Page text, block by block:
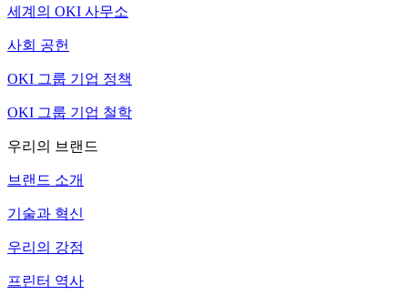
세계의 OKI 사무소
사회 공헌
OKI 그룹 기업 정책
OKI 그룹 기업 철학
우리의 브랜드
브랜드 소개
기술과 혁신
우리의 강점
프린터 역사